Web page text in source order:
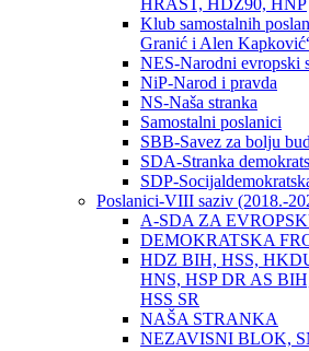
Klub samostalnih
Granić i Alen
NES-Narodni evropski
NiP-Narod i pravda
NS-Naša stranka
Samostalni poslanici
SBB-Savez za bolju
SDA-Stranka
SDP-
Poslanici-VIII saziv (2018.-
A-SDA ZA
DEMOKRATSKA
HDZ BIH, HSS,
HNS, HSP DR AS
HSS SR
NAŠA STRANKA
NEZAVISNI BLOK,